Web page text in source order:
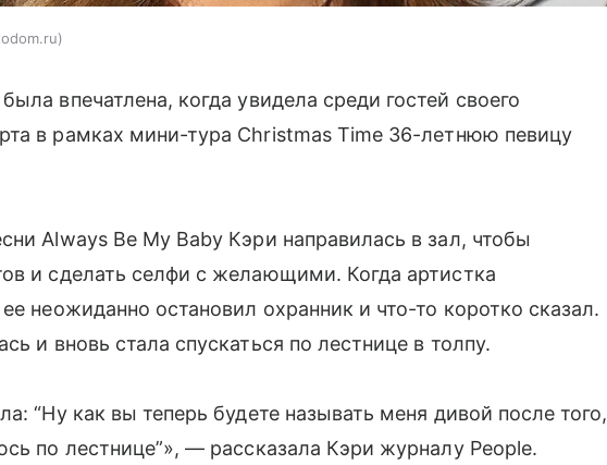
была впечатлена, когда увидела среди гостей своего
в рамках мини-тура Christmas Time 36-летнюю певицу
Always Be My Baby Кэри направилась в зал, чтобы
и сделать селфи с желающими. Когда артистка
неожиданно остановил охранник и что-то коротко сказал.
и вновь стала спускаться по лестнице в толпу.
“Ну как вы теперь будете называть меня дивой после того,
по лестнице”», — рассказала Кэри журналу People.